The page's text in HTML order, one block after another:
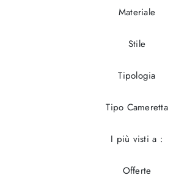
Materiale
Stile
Tipologia
Tipo Cameretta
I più visti a :
Offerte